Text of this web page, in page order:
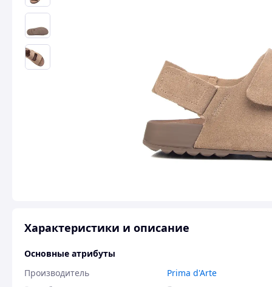
Характеристики и описание
Основные атрибуты
Производитель
Prima d'Arte